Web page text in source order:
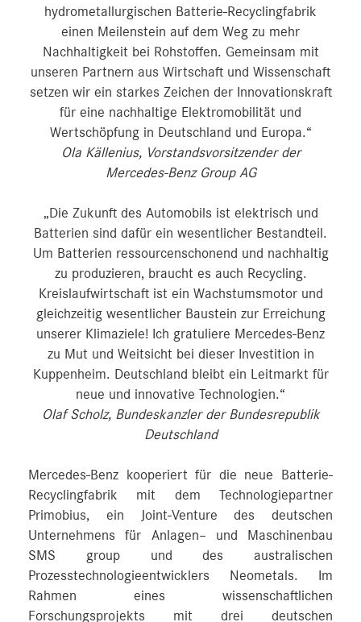
hydrometallurgischen Batterie-Recyclingfabrik
einen Meilenstein auf dem Weg zu mehr
Nachhaltigkeit bei Rohstoffen. Gemeinsam mit
unseren Partnern aus Wirtschaft und Wissenschaft
setzen wir ein starkes Zeichen der Innovationskraft
für eine nachhaltige Elektromobilität und
Wertschöpfung in Deutschland und Europa.“
Ola Källenius, Vorstandsvorsitzender der
Mercedes-Benz Group AG
„Die Zukunft des Automobils ist elektrisch und
Batterien sind dafür ein wesentlicher Bestandteil.
Um Batterien ressourcenschonend und nachhaltig
zu produzieren, braucht es auch Recycling.
Kreislaufwirtschaft ist ein Wachstumsmotor und
gleichzeitig wesentlicher Baustein zur Erreichung
unserer Klimaziele! Ich gratuliere Mercedes-Benz
zu Mut und Weitsicht bei dieser Investition in
Kuppenheim. Deutschland bleibt ein Leitmarkt für
neue und innovative Technologien.“
Olaf Scholz, Bundeskanzler der Bundesrepublik
Deutschland
Mercedes-Benz kooperiert für die neue Batterie-
Recyclingfabrik mit dem Technologiepartner
Primobius, ein Joint-Venture des deutschen
Unternehmens für Anlagen– und Maschinenbau
SMS group und des australischen
Prozesstechnologieentwicklers Neometals. Im
Rahmen eines wissenschaftlichen
Forschungsprojekts mit drei deutschen